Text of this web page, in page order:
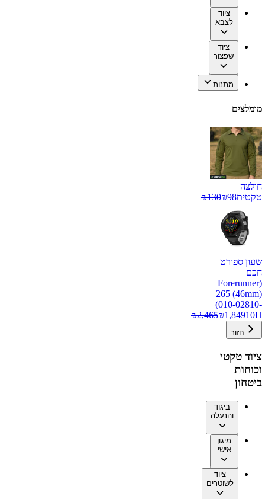
ציוד
לצבא
ציוד
שפצור
מתנות
מומלצים
חולצה
טקטית
₪98
₪130
שעון ספורט
חכם
(Forerunner
265 (46mm)
(010-02810-
10H
₪1,849
₪2,465
חזור
ציוד טקטי
וכוחות
ביטחון
ביגוד
והנעלה
מיגון
אישי
ציוד
לשוטרים